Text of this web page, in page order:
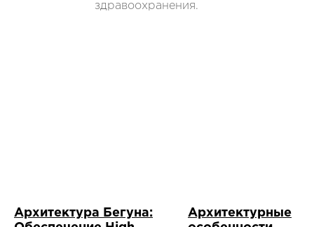
здравоохранения.
Архитектура Бегуна:
Архитектурные